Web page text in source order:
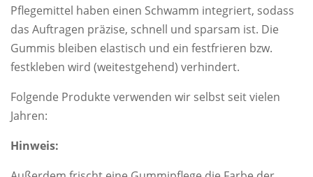
Pflegemittel haben einen Schwamm integriert, sodass
das Auftragen präzise, schnell und sparsam ist. Die
Gummis bleiben elastisch und ein festfrieren bzw.
festkleben wird (weitestgehend) verhindert.
Folgende Produkte verwenden wir selbst seit vielen
Jahren:
Hinweis: